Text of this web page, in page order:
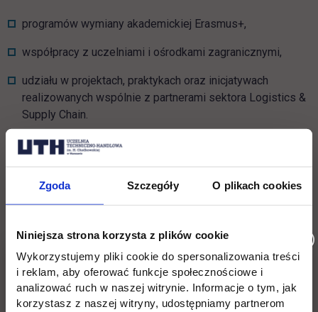
Zgoda Szczegóły O plikach cookies
Niniejsza strona korzysta z plików cookie
Wykorzystujemy pliki cookie do spersonalizowania treści
i reklam, aby oferować funkcje społecznościowe i
analizować ruch w naszej witrynie. Informacje o tym, jak
korzystasz z naszej witryny, udostępniamy partnerom
programów wymiany akademickiej Erasmus+,
współpracy z uczelniami i ośrodkami zagranicznymi,
udziału w projektach, praktykach oraz inicjatywach
realizowanych wspólnie z partnerami sektora Logistics &
Supply Chain.
Perspektywy po studiach
Absolwenci specjalnościLogistics & Supply Chain
Management mają szerokie możliwości zawodowe w
wiedzy z zakresu transportu, spedycji i logistyki, mogą
podjąć pracę na różnych stanowiskach w firmach zajmujących
się zarządzaniem łańcuchem dostaw, w tym w
przedsiębiorstwach transportowych, spedycyjnych oraz